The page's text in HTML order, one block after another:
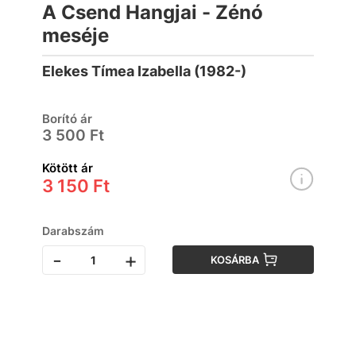
A Csend Hangjai - Zénó
meséje
Elekes Tímea Izabella (1982-)
Borító ár
3 500 Ft
Kötött ár
3 150 Ft
Darabszám
- + KOSÁRBA